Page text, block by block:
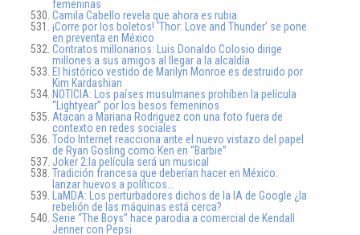
femeninas
Camila Cabello revela que ahora es rubia
¡Corre por los boletos! ‘Thor: Love and Thunder’ se pone
en preventa en México
Contratos millonarios: Luis Donaldo Colosio dirige
millones a sus amigos al llegar a la alcaldía
El histórico vestido de Marilyn Monroe es destruido por
Kim Kardashian
NOTICIA: Los países musulmanes prohíben la película
“Lightyear” por los besos femeninos
Atacan a Mariana Rodriguez con una foto fuera de
contexto en redes sociales
Todo Internet reacciona ante el nuevo vistazo del papel
de Ryan Gosling como Ken en “Barbie”
Joker 2:la película será un musical
Tradición francesa que deberían hacer en México:
lanzar huevos a políticos…
LaMDA: Los perturbadores dichos de la IA de Google ¿la
rebelión de las máquinas está cerca?
Serie “The Boys” hace parodia a comercial de Kendall
Jenner con Pepsi